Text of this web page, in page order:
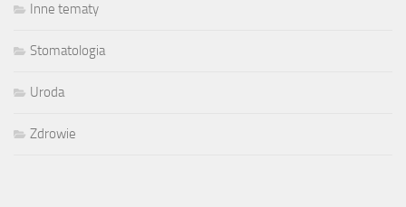
Inne tematy
Stomatologia
Uroda
Zdrowie